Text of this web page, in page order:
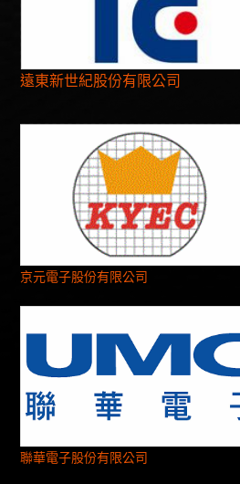
遠東新世紀股份有限公司
京元電子股份有限公司
聯華電子股份有限公司